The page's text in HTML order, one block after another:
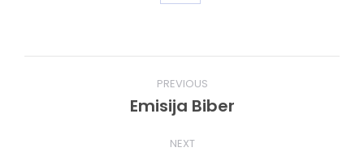
navigation
PREVIOUS
Previous
Emisija Biber
NEXT